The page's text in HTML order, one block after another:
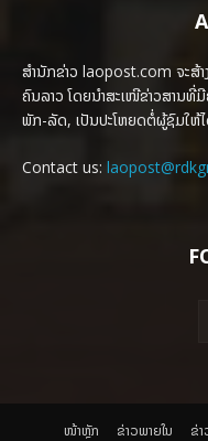
ສຳນັກຂ່າວ laopost.com ຈະສ້າ
ຄົນລາວ ໂດຍນຳສະເໜີຂ່າວສານທີ່
ພັກ-ລັດ, ເປັນປະໂຫຍດຕໍ່ຜູ້ຊົມໃຫ້
Contact us:
ໜ້າຫຼັກ ຂ່າວພາຍ​ໃນ ຂ່າ